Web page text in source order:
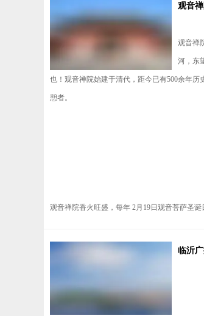
观音
观音禅
河，东
也！观音禅院始建于清代，距今已有500余年
憩者。
观音禅院香火旺盛，每年 2月19日观音菩萨圣诞
临沂